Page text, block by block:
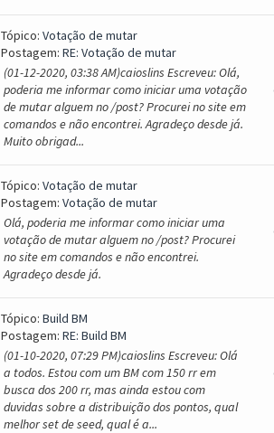
Tópico: Votação de mutar
Postagem: RE: Votação de mutar
(01-12-2020, 03:38 AM)caioslins Escreveu: Olá,
poderia me informar como iniciar uma votação
de mutar alguem no /post? Procurei no site em
comandos e não encontrei. Agradeço desde já.
Muito obrigad...
Tópico: Votação de mutar
Postagem: Votação de mutar
Olá, poderia me informar como iniciar uma
votação de mutar alguem no /post? Procurei
no site em comandos e não encontrei.
Agradeço desde já.
Tópico: Build BM
Postagem: RE: Build BM
(01-10-2020, 07:29 PM)caioslins Escreveu: Olá
a todos. Estou com um BM com 150 rr em
busca dos 200 rr, mas ainda estou com
duvidas sobre a distribuição dos pontos, qual
melhor set de seed, qual é a...